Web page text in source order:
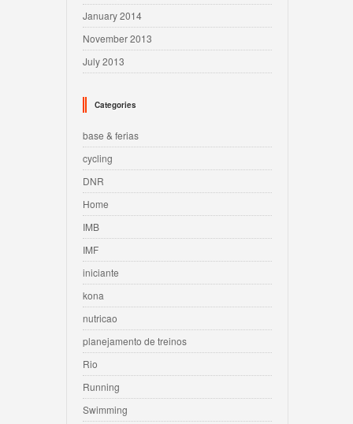
January 2014
November 2013
July 2013
Categories
base & ferias
cycling
DNR
Home
IMB
IMF
iniciante
kona
nutricao
planejamento de treinos
Rio
Running
Swimming